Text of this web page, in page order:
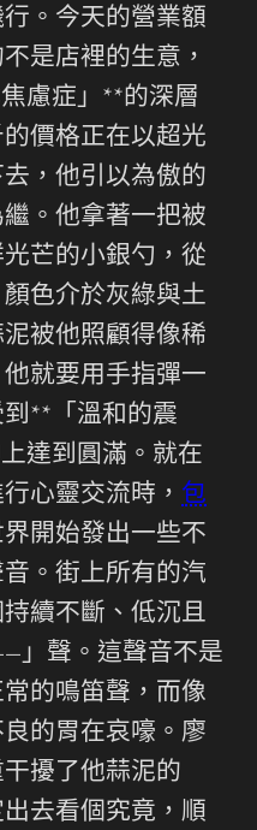
。今天的營業額
是店裡的生意，
慮症」**的深層
價格正在以超光
，他引以為傲的
繼。他拿著一把被
芒的小銀勺，從
色介於灰綠與土
被他照顧得像稀
就要用手指彈一
到**「溫和的震
達到圓滿。就在
心靈交流時， 包
界開始發出一些不
。街上所有的汽
續不斷、低沉且
」聲。這聲音不是
常的鳴笛聲，而像
的胃在哀嚎。廖
擾了他蒜泥的
出去看個究竟，順